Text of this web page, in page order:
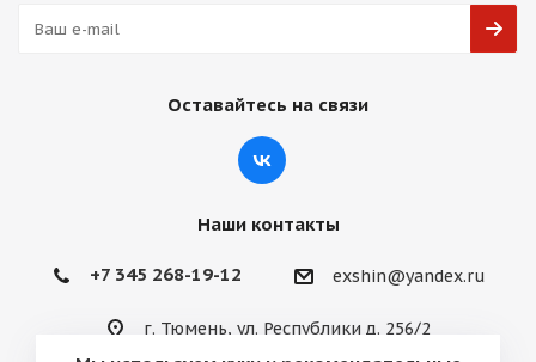
Оставайтесь на связи
Наши контакты
+7 345 268-19-12 exshin@yandex.ru
г. Тюмень, ул. Республики д. 256/2